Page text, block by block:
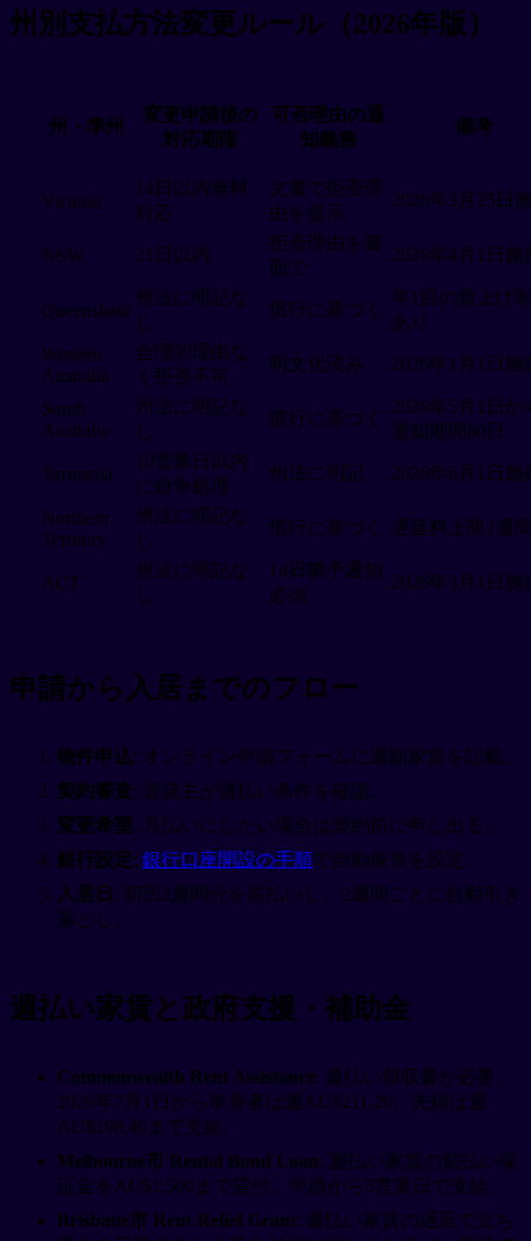
州別支払方法変更ルール（2026年版）
州・準州
変更申請後の
対応期限
可否理由の通
知義務
備考
Victoria
14日以内無料
対応
文書で拒否理
由を提示
2026年3月25日
NSW 21日以内
拒否理由を書
面で
2026年4月1日施
Queensland
州法に明記な
し
慣行に基づく
年1回の賃上げ
あり
Western
Australia
合理的理由な
く拒否不可
明文化済み 2026年1月1日施
South
Australia
州法に明記な
し
慣行に基づく
2026年5月1日か
通知期間60日
Tasmania
10営業日以内
に紛争処理
州法に明記 2026年6月1日施
Northern
Territory
州法に明記な
し
慣行に基づく 遅延料上限1週
ACT
州法に明記な
し
14日猶予通知
必須
2026年3月1日施
申請から入居までのフロー
物件申込: オンライン申請フォームに週額家賃を記載。
契約審査: 賃貸主が週払い条件を確認。
変更希望: 月払いにしたい場合は契約前に申し出る。
銀行設定: 銀行口座開設の手順で自動振替を設定。
入居日 : 初回2週間分を前払いし、2週間ごとに自動引き
落とし。
週払い家賃と政府支援・補助金
Commonwealth Rent Assistance: 週払い領収書が必要。
2026年7月1日から単身者は週AU$211.20、夫婦は週
AU$198.40まで支給。
Melbourne市 Rental Bond Loan: 週払い家賃の前払い保
証金をAU$1,500まで貸付。申請から5営業日で支給。
Brisbane市 Rent Relief Grant: 週払い家賃の遅延で立ち